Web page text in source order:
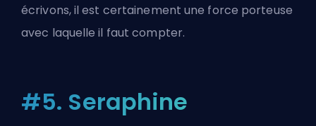
écrivons, il est certainement une force porteuse
avec laquelle il faut compter.
#5. Seraphine